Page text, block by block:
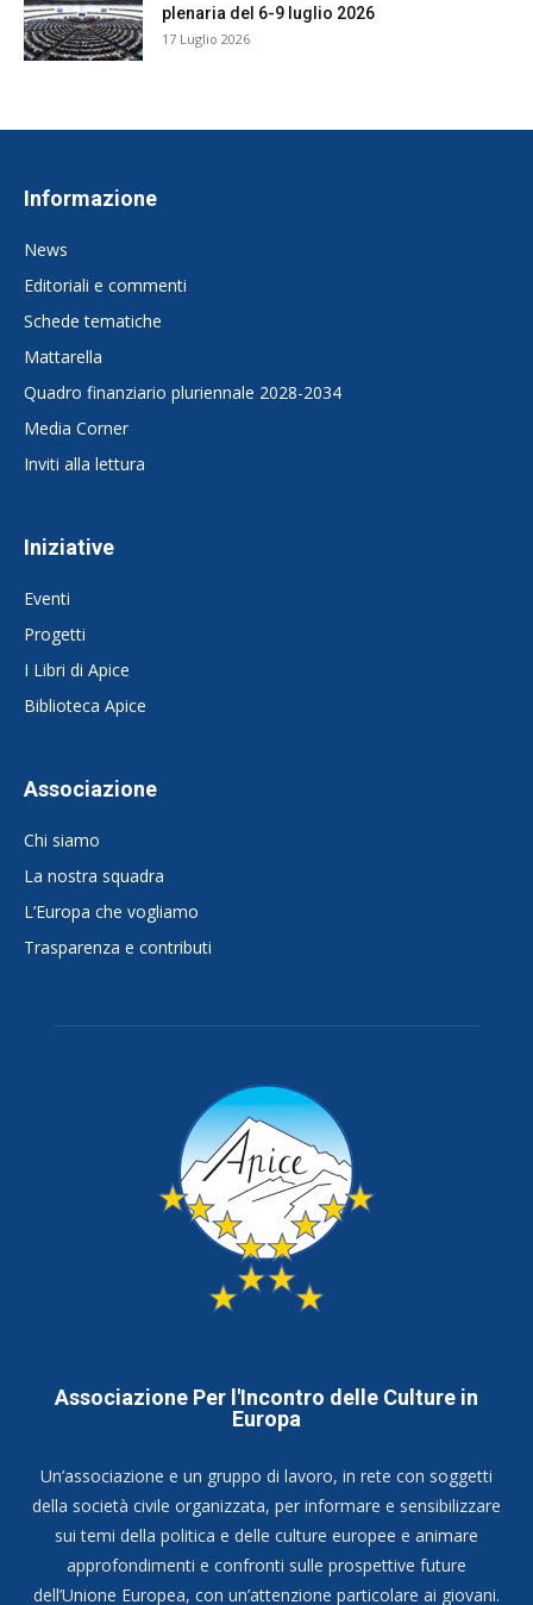
plenaria del 6-9 luglio 2026
17 Luglio 2026
Informazione
News
Editoriali e commenti
Schede tematiche
Mattarella
Quadro finanziario pluriennale 2028-2034
Media Corner
Inviti alla lettura
Iniziative
Eventi
Progetti
I Libri di Apice
Biblioteca Apice
Associazione
Chi siamo
La nostra squadra
L’Europa che vogliamo
Trasparenza e contributi
Associazione Per l'Incontro delle Culture in
Europa
Un’associazione e un gruppo di lavoro, in rete con soggetti
della società civile organizzata, per informare e sensibilizzare
sui temi della politica e delle culture europee e animare
approfondimenti e confronti sulle prospettive future
dell’Unione Europea, con un’attenzione particolare ai giovani.